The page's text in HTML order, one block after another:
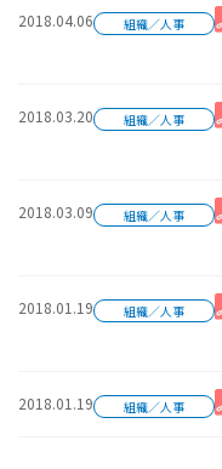
2018.04.06 組織／人事
2018.03.20 組織／人事
2018.03.09 組織／人事
2018.01.19 組織／人事
2018.01.19 組織／人事